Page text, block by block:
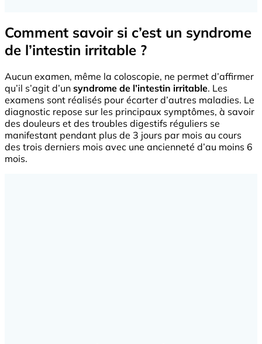
Comment savoir si c’est un syndrome
de l’intestin irritable ?
Aucun examen, même la coloscopie, ne permet d’affirmer
qu’il s’agit d’un syndrome de l’intestin irritable. Les
examens sont réalisés pour écarter d’autres maladies. Le
diagnostic repose sur les principaux symptômes, à savoir
des douleurs et des troubles digestifs réguliers se
manifestant pendant plus de 3 jours par mois au cours
des trois derniers mois avec une ancienneté d’au moins 6
mois.